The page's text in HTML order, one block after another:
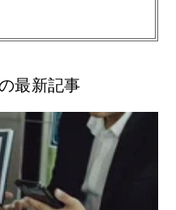
最新記事